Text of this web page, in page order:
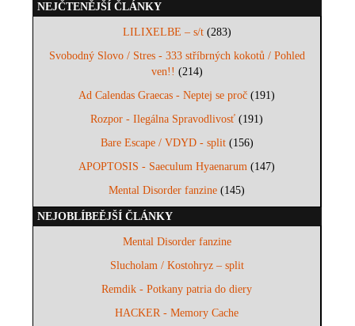
NEJČTENĚJŠÍ ČLÁNKY
LILIXELBE – s/t(283)
Svobodný Slovo / Stres - 333 stříbrných kokotů / Pohled
ven!! (214)
Ad Calendas Graecas - Neptej se proč (191)
Rozpor - Ilegálna Spravodlivosť (191)
Bare Escape / VDYD - split(156)
APOPTOSIS - Saeculum Hyaenarum (147)
Mental Disorder fanzine (145)
NEJOBLÍBEĚJŠÍ ČLÁNKY
Mental Disorder fanzine
Slucholam / Kostohryz – split
Remdik - Potkany patria do diery
HACKER - Memory Cache